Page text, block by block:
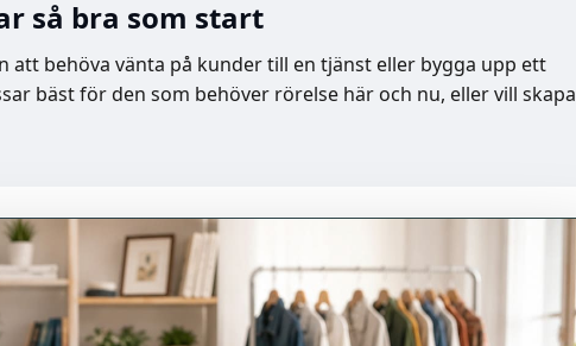
så bra som start
att behöva vänta på kunder till en tjänst eller bygga upp ett
bäst för den som behöver rörelse här och nu, eller vill skapa